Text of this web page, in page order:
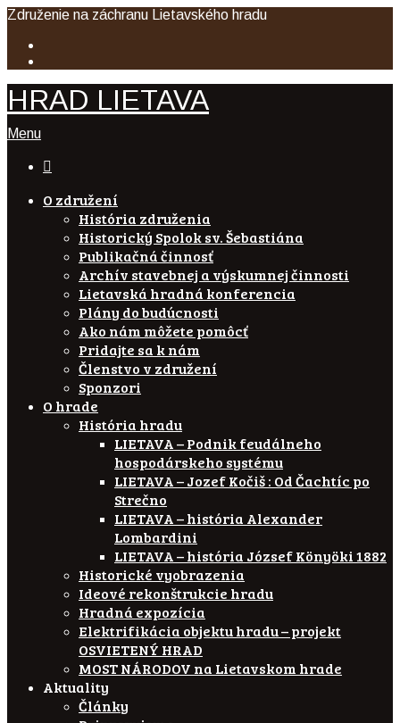
Združenie na záchranu Lietavského hradu
HRAD LIETAVA
Menu

O združení
História združenia
Historický Spolok sv. Šebastiána
Publikačná činnosť
Archív stavebnej a výskumnej činnosti
Lietavská hradná konferencia
Plány do budúcnosti
Ako nám môžete pomôcť
Pridajte sa k nám
Členstvo v združení
Sponzori
O hrade
História hradu
LIETAVA – Podnik feudálneho
hospodárskeho systému
LIETAVA – Jozef Kočiš : Od Čachtíc po
Strečno
LIETAVA – história Alexander
Lombardini
LIETAVA – história József Könyöki 1882
Historické vyobrazenia
Ideové rekonštrukcie hradu
Hradná expozícia
Elektrifikácia objektu hradu – projekt
OSVIETENÝ HRAD
MOST NÁRODOV na Lietavskom hrade
Aktuality
Články